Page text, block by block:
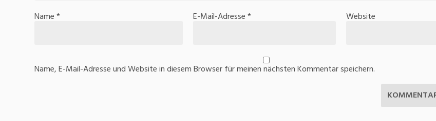
Name* E-Mail-Adresse* Website
Name, E-Mail-Adresse und Website in diesem Browser für meinen nächsten Kommentar speichern.